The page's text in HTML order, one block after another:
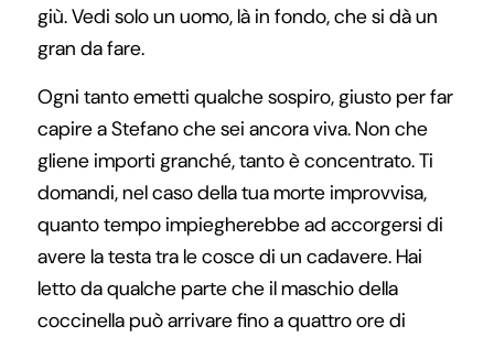
giù. Vedi solo un uomo, là in fondo, che si dà un
gran da fare.
Ogni tanto emetti qualche sospiro, giusto per far
capire a Stefano che sei ancora viva. Non che
gliene importi granché, tanto è concentrato. Ti
domandi, nel caso della tua morte improvvisa,
quanto tempo impiegherebbe ad accorgersi di
avere la testa tra le cosce di un cadavere. Hai
letto da qualche parte che il maschio della
coccinella può arrivare fino a quattro ore di